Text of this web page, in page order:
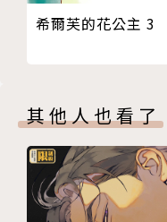
希爾芙的花公主 3
其他人也看了